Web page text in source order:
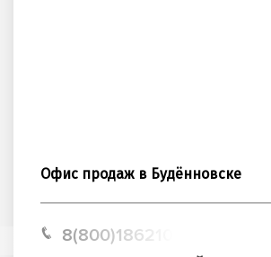
Офис продаж в Будённовске
8(800)1862102